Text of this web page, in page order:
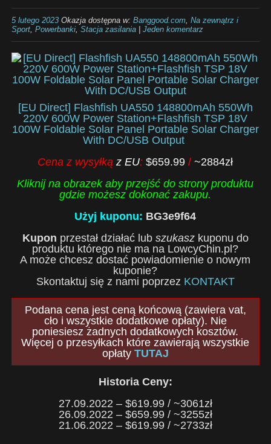
5 lutego 2023Okazja dostępna w: Banggood.com, Na zewnątrz i
Sport, Powerbanki, Stacja zasilania| Jeden komentarz
[EU Direct] Flashfish UA550 148800mAh 550Wh
220V 600W Power Station+Flashfish TSP 18V
100W Foldable Solar Panel Portable Solar Charger
With DC/USB Output
Cena z wysyłkąz EU:$659.99/~2884zł
Kliknij na obrazek aby przejść do strony produktu
gdzie możesz dokonać zakupu.
Użyj kuponu: BG3e9f64
Kupon przestał działać lub szukaszkuponu do
produktu którego nie ma na LowcyChin.pl?
A może chcesz dostać powiadomienie o nowym
kuponie?
Skontaktuj się z nami poprzez KONTAKT
Podana cena jest ceną końcową (zawiera vat,
cło i wszystkie dodatkowe opłaty). Nie
poniesiesz żadnych dodatkowych kosztów.
Więcej o przesyłkach które zawierają wszystkie
opłaty TUTAJ
Historia Ceny:
27.09.2022 – $619.99 / ~3061zł
26.09.2022 – $659.99 / ~3255zł
21.06.2022 – $619.99 / ~2733zł